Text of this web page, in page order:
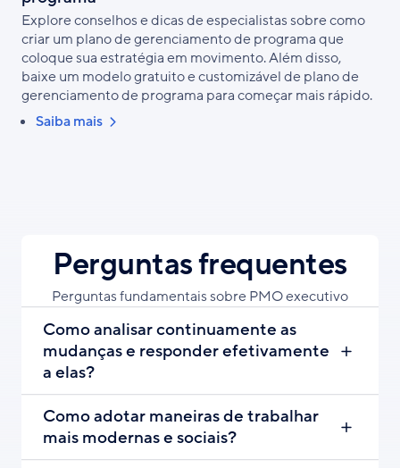
Explore conselhos e dicas de especialistas sobre como
criar um plano de gerenciamento de programa que
coloque sua estratégia em movimento. Além disso,
baixe um modelo gratuito e customizável de plano de
gerenciamento de programa para começar mais rápido.
Saiba mais
Perguntas frequentes
Perguntas fundamentais sobre PMO executivo
Como analisar continuamente as
mudanças e responder efetivamente
a elas?
Como adotar maneiras de trabalhar
mais modernas e sociais?